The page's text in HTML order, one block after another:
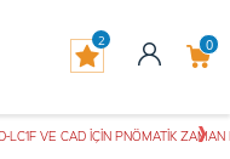
0
2
LC1F VE CAD İÇİN PNÖMATİK